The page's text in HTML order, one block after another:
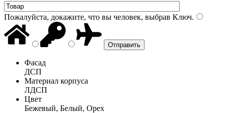
Пожалуйста, докажите, что вы человек, выбрав Ключ.
Фасад
ДСП
Материал корпуса
ЛДСП
Цвет
Бежевый, Белый, Орех